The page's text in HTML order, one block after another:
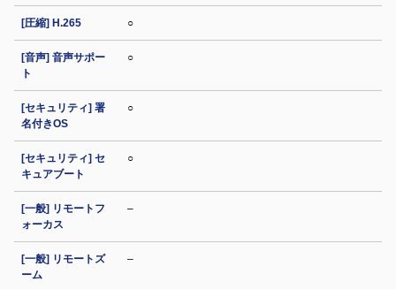
[圧縮] H.265 ○
[音声] 音声サポー
ト
○
[セキュリティ] 署
名付きOS
○
[セキュリティ] セ
キュアブート
○
[一般] リモートフ
ォーカス
–
[一般] リモートズ
ーム
–